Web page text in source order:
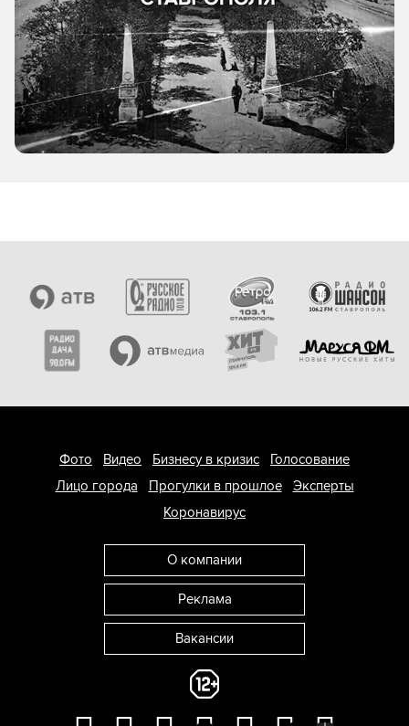
Фото Видео Бизнесу в кризис
Голосование
Лицо города
Прогулки в прошлое
Эксперты
Коронавирус
О компании
Реклама
Вакансии